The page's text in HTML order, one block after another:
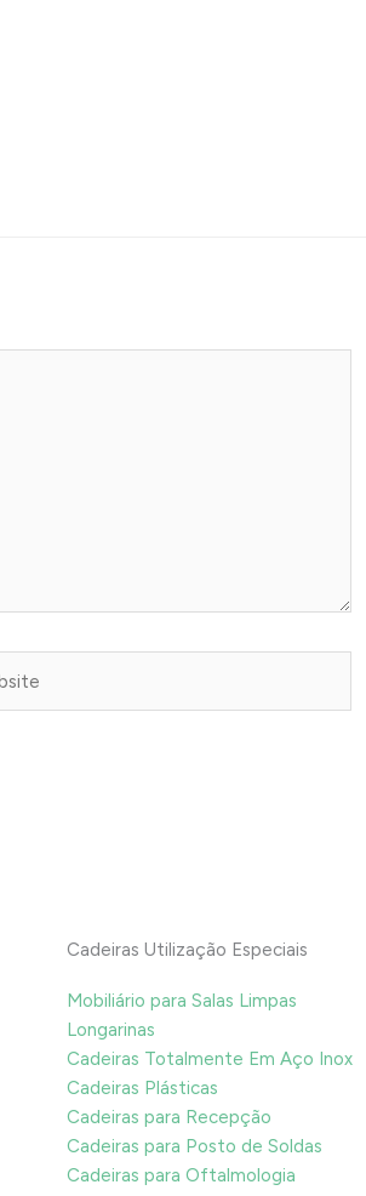
Cadeiras Utilização Especiais
Mobiliário para Salas Limpas
Longarinas
Cadeiras Totalmente Em Aço Inox
Cadeiras Plásticas
Cadeiras para Recepção
Cadeiras para Posto de Soldas
Cadeiras para Oftalmologia